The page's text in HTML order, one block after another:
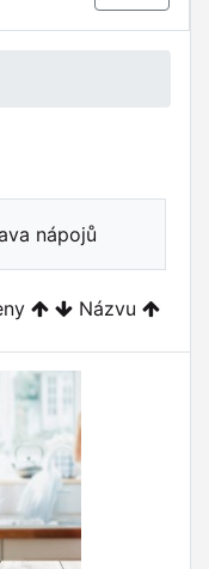
nápojů
Názvu